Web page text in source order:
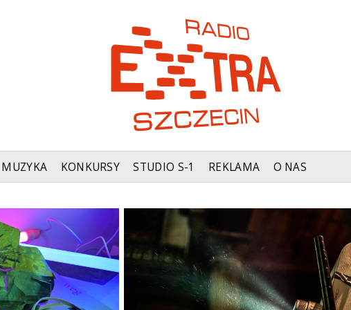
MUZYKA KONKURSY STUDIO S-1 REKLAMA O NAS